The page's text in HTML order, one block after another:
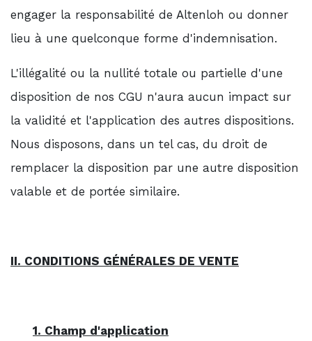
engager la responsabilité de Altenloh ou donner
lieu à une quelconque forme d'indemnisation.
L'illégalité ou la nullité totale ou partielle d'une
disposition de nos CGU n'aura aucun impact sur
la validité et l'application des autres dispositions.
Nous disposons, dans un tel cas, du droit de
remplacer la disposition par une autre disposition
valable et de portée similaire.
II. CONDITIONS GÉNÉRALES DE VENTE
1. Champ d'application